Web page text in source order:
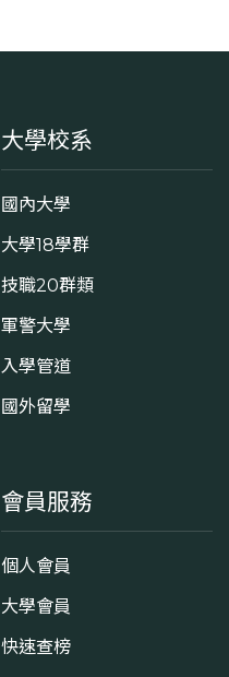
大學校系
國內大學
大學18學群
技職20群類
軍警大學
入學管道
國外留學
會員服務
個人會員
大學會員
快速查榜